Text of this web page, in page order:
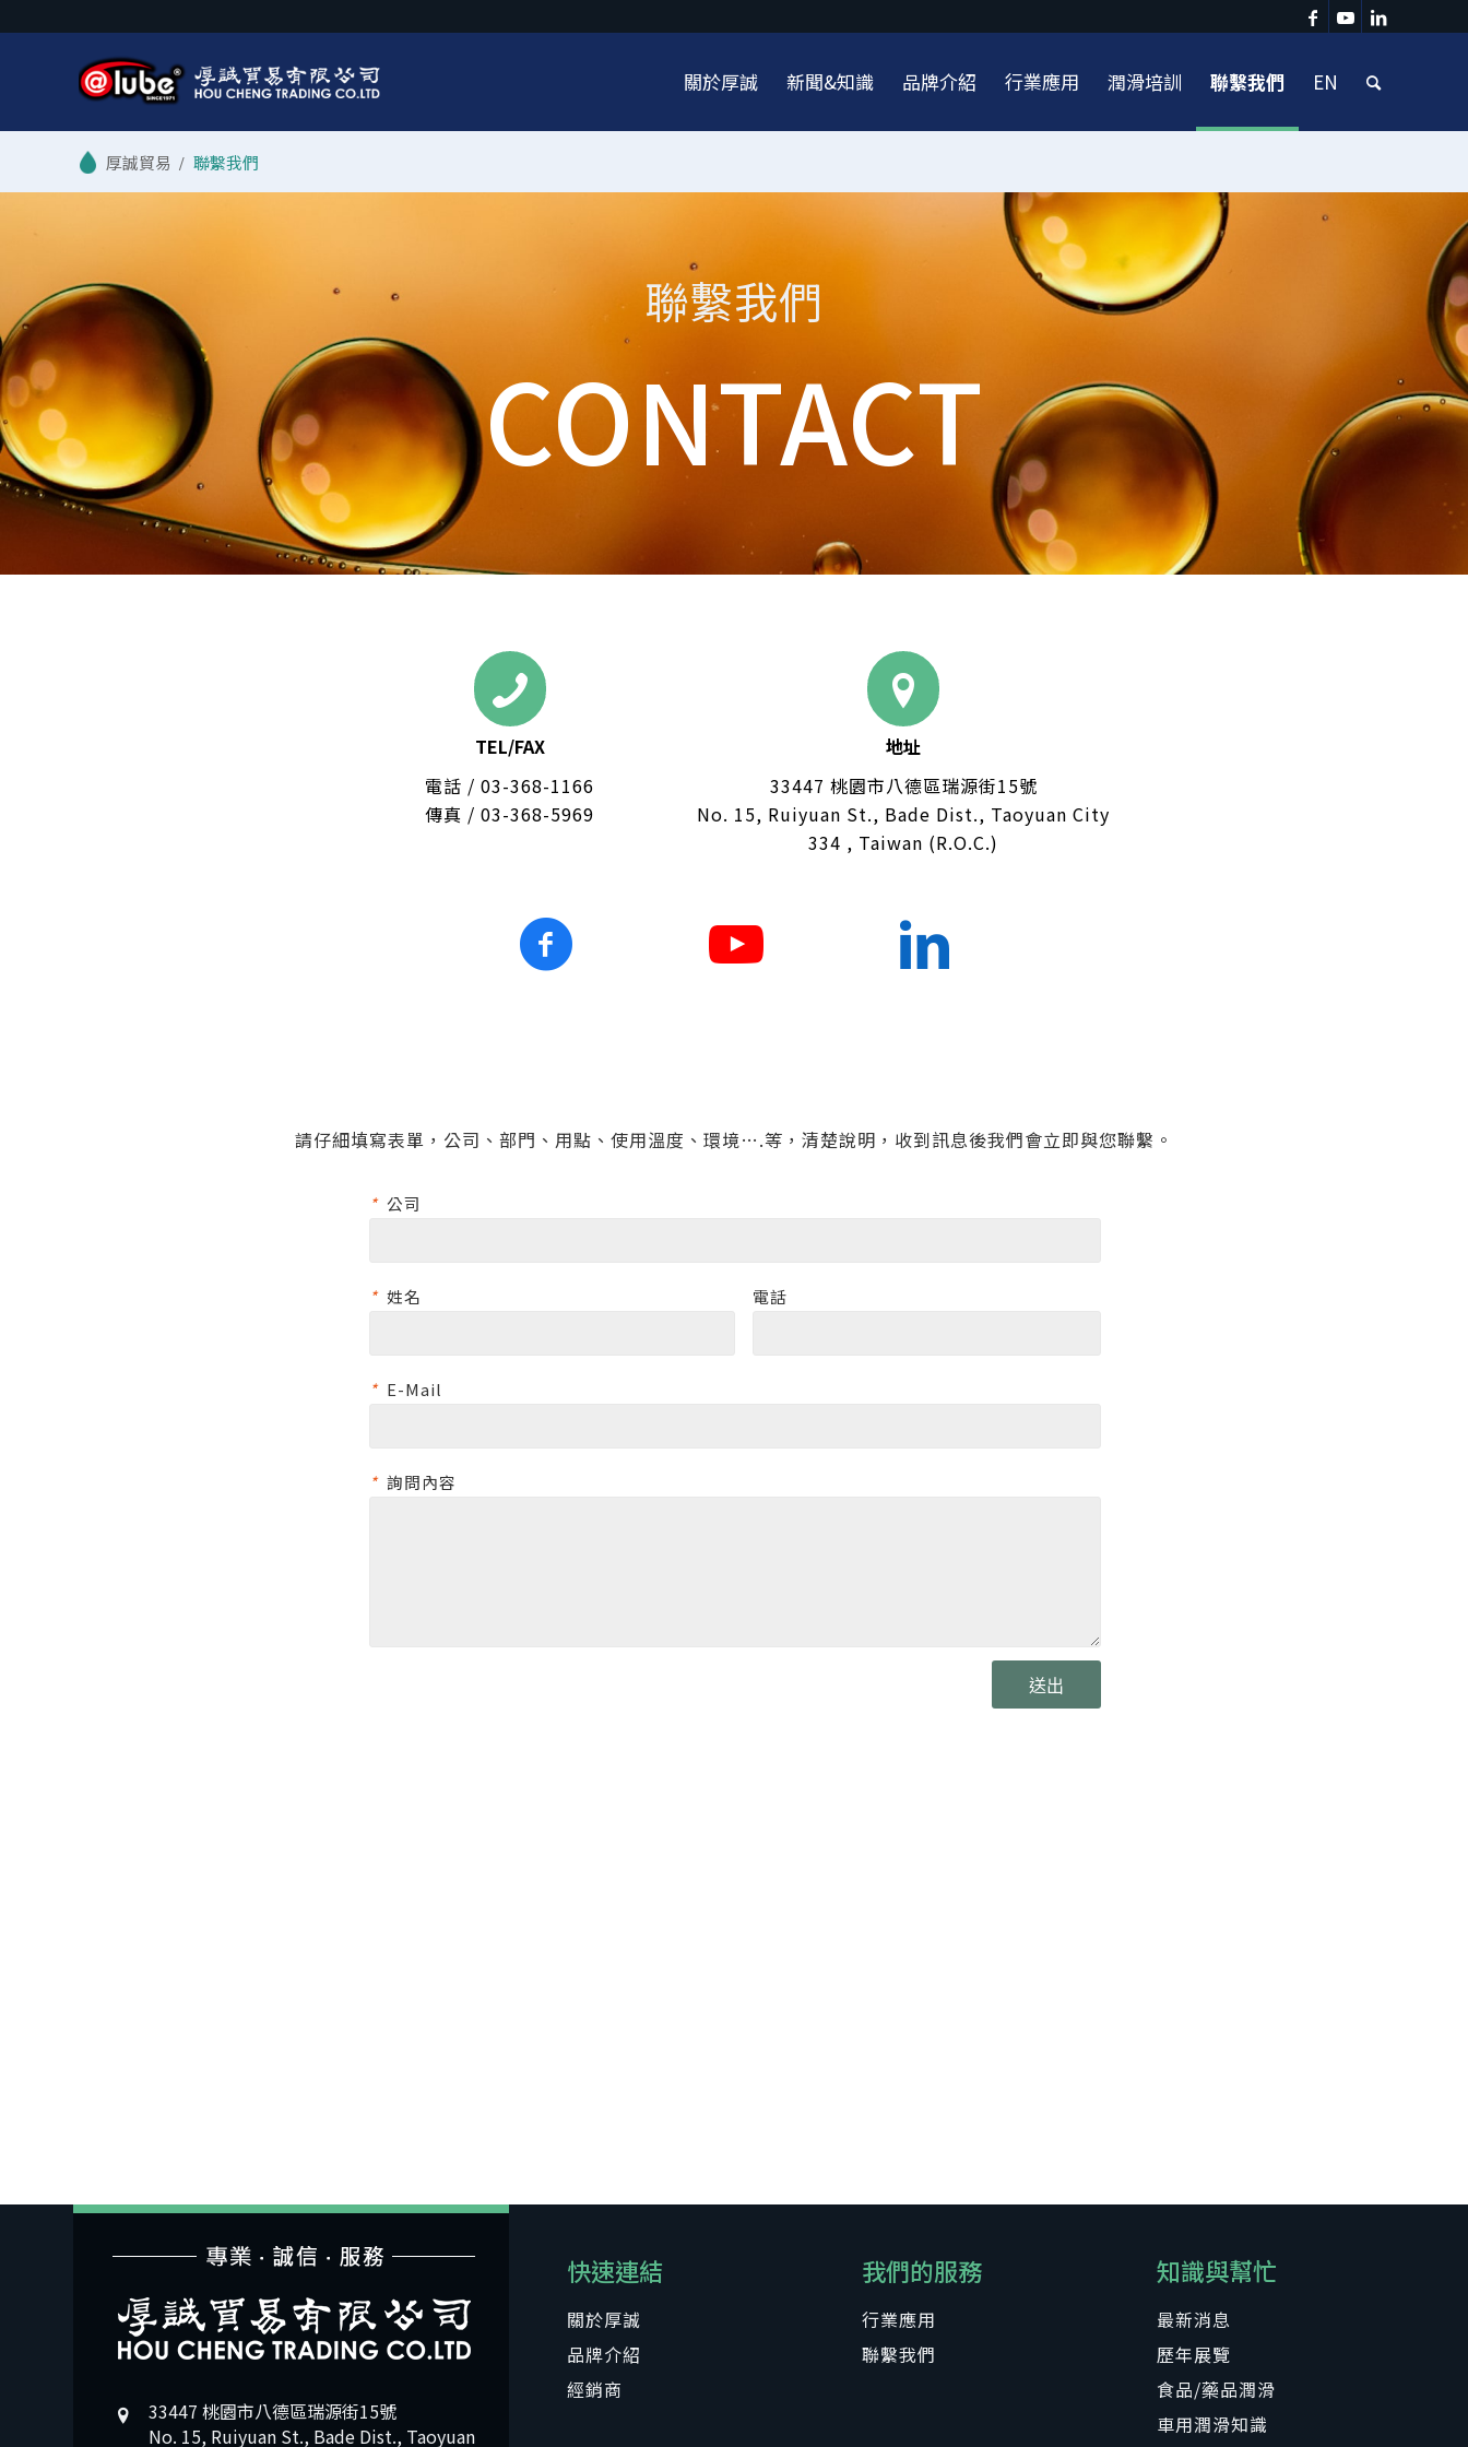
關於厚誠 新聞&知識 品牌介紹 行業應用 潤滑培訓 聯繫我們 EN
/ 聯繫我們
聯繫我們
CONTACT
TEL/FAX
電話 / 03-368-1166
傳真 / 03-368-5969
地址
33447 桃園市八德區瑞源街15號
No. 15, Ruiyuan St., Bade Dist., Taoyuan City
334 , Taiwan (R.O.C.)
請仔細填寫表單，公司、部門、用點、使用溫度、環境….等，清楚說明，收到訊息後我們會立即與您聯繫。
* 公司
* 姓名 電話
* E-Mail
* 詢問內容
33447 桃園市八德區瑞源街15號
No. 15, Ruiyuan St., Bade Dist., Taoyuan
快速連結
關於厚誠
品牌介紹
經銷商
我們的服務
行業應用
聯繫我們
知識與幫忙
最新消息
歷年展覽
食品/藥品潤滑
車用潤滑知識